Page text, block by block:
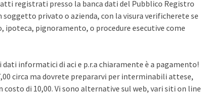
registrati presso la banca dati del Pubblico Registro
privato o azienda, con la visura verificherete se
pignoramento, o procedure esecutive come
dati informatici di aci e p.r.a chiaramente è a pagamento!
circa ma dovrete prepararvi per interminabili attese,
di 10,00. Vi sono alternative sul web, vari siti on line